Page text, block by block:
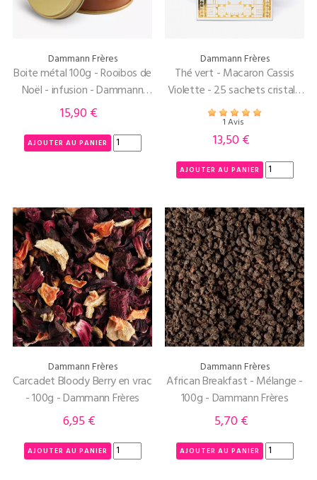
Dammann Frères
Boite métal 100g - Rooibos de
Noël - infusion - Dammann
Frères
Prix
15,90 €
AJOUTER AU PANIER
Dammann Frères
Thé vert - Macaron Cassis
Violette - 25 sachets cristal -
Dammann Frères
1 Avis
Prix
13,50 €
AJOUTER AU PANIER
Dammann Frères
Carcadet Bloody Berry en vrac
- 100g - Dammann Frères
Prix
6,95 €
AJOUTER AU PANIER
Dammann Frères
African Breakfast - Mélange -
100g - Dammann Frères
Prix
5,70 €
AJOUTER AU PANIER